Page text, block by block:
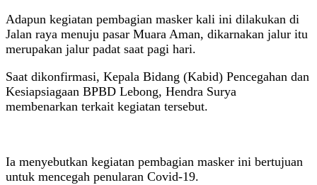
Adapun kegiatan pembagian masker kali ini dilakukan di
Jalan raya menuju pasar Muara Aman, dikarnakan jalur itu
merupakan jalur padat saat pagi hari.
Saat dikonfirmasi, Kepala Bidang (Kabid) Pencegahan dan
Kesiapsiagaan BPBD Lebong, Hendra Surya
membenarkan terkait kegiatan tersebut.
Ia menyebutkan kegiatan pembagian masker ini bertujuan
untuk mencegah penularan Covid-19.